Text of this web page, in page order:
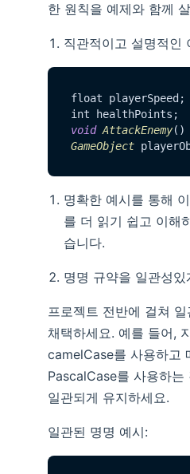
한 원칙을 예제와 함께
직관적이고 설명적인
float playerSpeed;
void AttackEnemy()
GameObject
명확한 예시를 통해
를 더 읽기 쉽고 이해
습니다.
명명 규약을 일관성
프로젝트 전반에 걸쳐
채택하세요. 예를 들어,
camelCase를 사용하고
PascalCase를 사용하는
일관되게 유지하세요.
일관된 명명 예시: